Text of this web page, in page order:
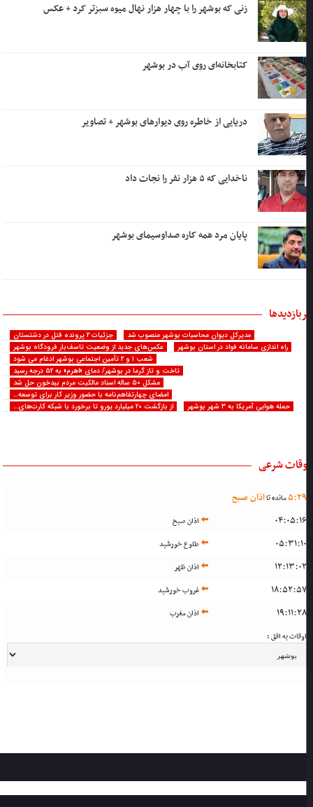
زنی که بوشهر را با چهار هزار نهال میوه سبزتر کرد + عکس
کتابخانه‌ای روی آب در بوشهر
دریایی از خاطره روی دیوارهای بوشهر + تصاویر
ناخدایی که ۵ هزار نفر را نجات داد
پایان مرد همه کاره صداوسیمای بوشهر
جزئیات ۲ پرونده قتل در دشتستان
مدیرکل دیوان محاسبات بوشهر منصوب شد
عکس‌های جدید از وضعیت تاسف‌بار فرودگاه بوشهر
راه اندازی سامانه فواد در استان بوشهر
شعب ۱ و ۲ تأمین اجتماعی بوشهر ادغام می شود
تاخت و تاز گرما در بوشهر/ دمای «اهرم» به ۵۲ درجه رسید
مشکل ۵۰ ساله اسناد مالکیت مردم بیدخون حل شد
امضای چهارتفاهم‌نامه با حضور وزیر کار برای توسعه…
از بازگشت ۲۰ میلیارد یورو تا برخورد با شبکه کارت‌های…
حمله هوایی آمریکا به ۳ شهر بوشهر
شرعی
5:29 مانده تااذان صبح
04:05:16
اذان صبح
05:31:10 طلوع خورشید
12:13:02 اذان ظهر
18:52:57 غروب خورشید
19:11:28
اذان مغرب
اوقات به افق :